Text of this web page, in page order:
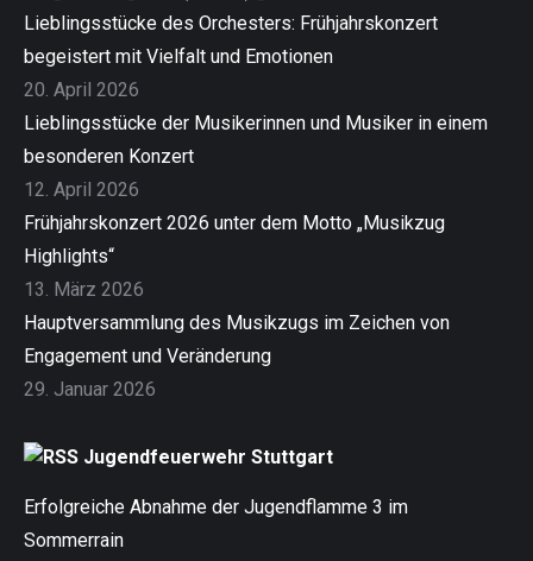
Lieblingsstücke des Orchesters: Frühjahrskonzert
begeistert mit Vielfalt und Emotionen
20. April 2026
Lieblingsstücke der Musikerinnen und Musiker in einem
besonderen Konzert
12. April 2026
Frühjahrskonzert 2026 unter dem Motto „Musikzug
Highlights“
13. März 2026
Hauptversammlung des Musikzugs im Zeichen von
Engagement und Veränderung
29. Januar 2026
Jugendfeuerwehr Stuttgart
Erfolgreiche Abnahme der Jugendflamme 3 im
Sommerrain